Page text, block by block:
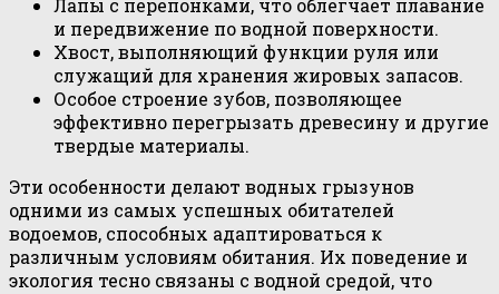
Лапы с перепонками, что облегчает плавание
и передвижение по водной поверхности.
Хвост, выполняющий функции руля или
служащий для хранения жировых запасов.
Особое строение зубов, позволяющее
эффективно перегрызать древесину и другие
твердые материалы.
Эти особенности делают водных грызунов
одними из самых успешных обитателей
водоемов, способных адаптироваться к
различным условиям обитания. Их поведение и
экология тесно связаны с водной средой, что